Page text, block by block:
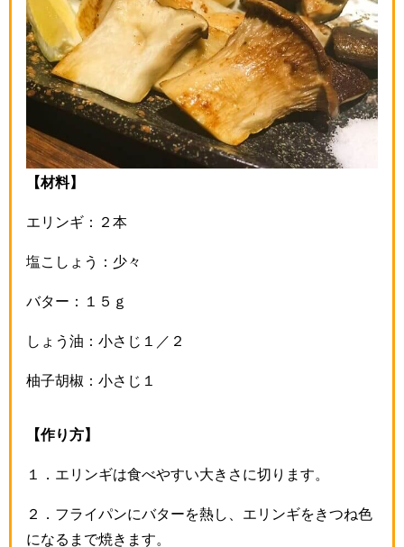
【材料】
エリンギ：２本
塩こしょう：少々
バター：１５ｇ
しょう油：小さじ１／２
柚子胡椒：小さじ１
【作り方】
１．エリンギは食べやすい大きさに切ります。
２．フライパンにバターを熱し、エリンギをきつね色
になるまで焼きます。